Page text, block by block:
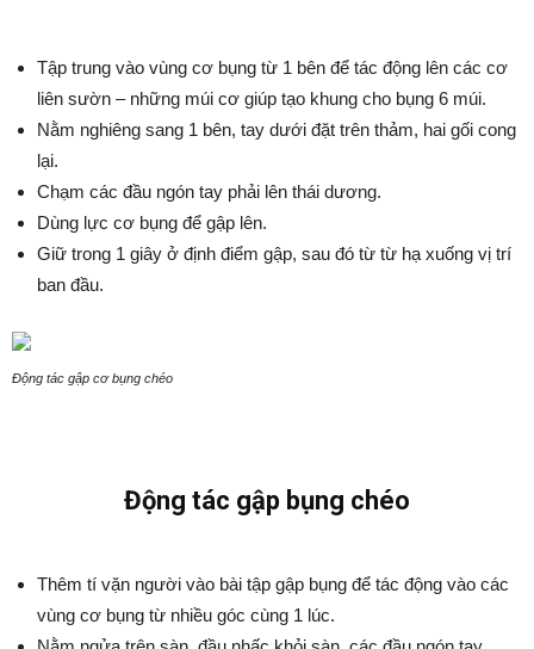
Tập trung vào vùng cơ bụng từ 1 bên để tác động lên các cơ
liên sườn – những múi cơ giúp tạo khung cho bụng 6 múi.
Nằm nghiêng sang 1 bên, tay dưới đặt trên thảm, hai gối cong
lại.
Chạm các đầu ngón tay phải lên thái dương.
Dùng lực cơ bụng để gập lên.
Giữ trong 1 giây ở định điểm gập, sau đó từ từ hạ xuống vị trí
ban đầu.
Động tác gập cơ bụng chéo
Động tác gập bụng chéo
Thêm tí vặn người vào bài tập gập bụng để tác động vào các
vùng cơ bụng từ nhiều góc cùng 1 lúc.